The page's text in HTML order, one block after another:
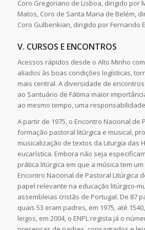
Coro Gregoriano de Lisboa, dirigido por
Matos, Coro de Santa Maria de Belém,
Coro Gulbenkian, dirigido por Fernando
V. CURSOS E ENCONTROS
Acessos rápidos desde o Alto Minho
aliados às boas condições logísticas,
mais central. A diversidade de
ao Santuário de Fátima maior
ao mesmo tempo, uma
A partir de 1975, o Encontro Nacional de
formação pastoral litúrgica e musical,
musicalização de textos da Liturgia das
eucarística. Embora não seja
prática litúrgica em que a música tem
Encontro Nacional de Pastoral Litúrgica
papel relevante na educação litúrgico-
assembleias cristãs de Portugal. De 87
quais 53 eram padres, em 1975, até
leigos, em 2004, o ENPL regista já o